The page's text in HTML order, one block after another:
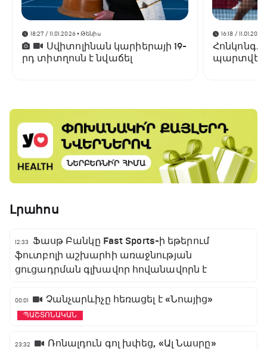
18:27 / 11.01.2026• Թենիս
Սվիտոլինան կարիերայի 19-
րդ տիտղոսն է նվաճել
16:18 / 11.01.2026
Հոնկոնգ.
Լրահոս
12:33
Ֆասթ Բանկը Fast Sports-ի եթերում
ֆուտբոլի աշխարհի առաջնության
ցուցադրման գլխավոր հովանավորն է
00:01 Չանչարևիչը հեռացել է «Նոայից»
ՊԱՇՏՈՆԱԿԱՆ
23:32
Ռոնալդուն գոլ խփեց, «Ալ Նասրը»